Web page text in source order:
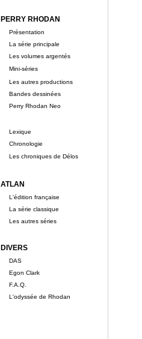
PERRY RHODAN
Présentation
La série principale
Les volumes argentés
Mini-séries
Les autres productions
Bandes dessinées
Perry Rhodan Neo
Lexique
Chronologie
Les chroniques de Délos
ATLAN
L'édition française
La série classique
Les autres séries
DIVERS
DAS
Egon Clark
F.A.Q.
L'odyssée de Rhodan